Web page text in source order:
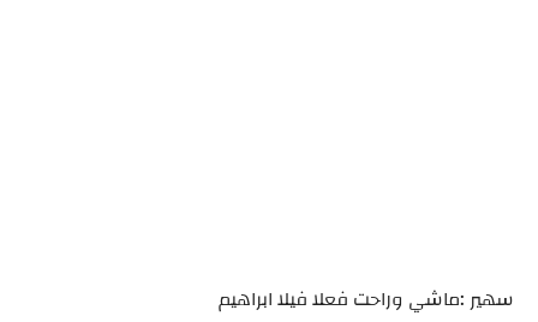
سهير :ماشي وراحت فعلا فيلا ابراهيم